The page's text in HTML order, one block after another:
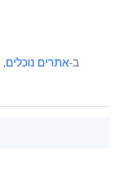
ב-אתרים נוכלים,